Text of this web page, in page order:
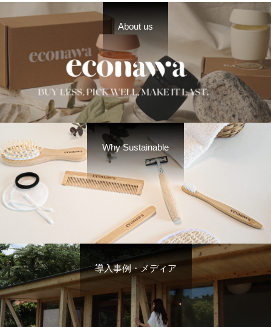
About us
Why Sustainable
導入事例・メディア